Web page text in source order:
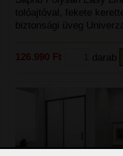
tolóajtóval, fekete
biztonsági üveg
126.990 Ft darab